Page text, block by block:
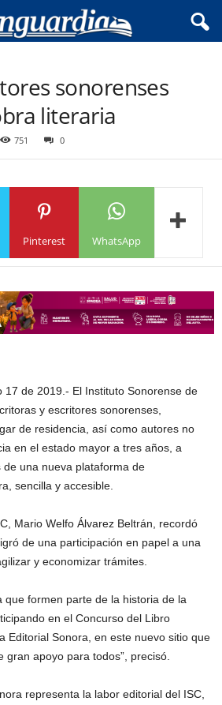
sonorenses
literaria
751 0
Pinterest WhatsApp
17 de 2019.- El Instituto Sonorense de
y escritores sonorenses,
de residencia, así como autores no
en el estado mayor a tres años, a
una nueva plataforma de
sencilla y accesible.
Mario Welfo Álvarez Beltrán, recordó
de una participación en papel a una
y economizar trámites.
que formen parte de la historia de la
en el Concurso del Libro
Editorial Sonora, en este nuevo sitio que
apoyo para todos”, precisó.
representa la labor editorial del ISC,